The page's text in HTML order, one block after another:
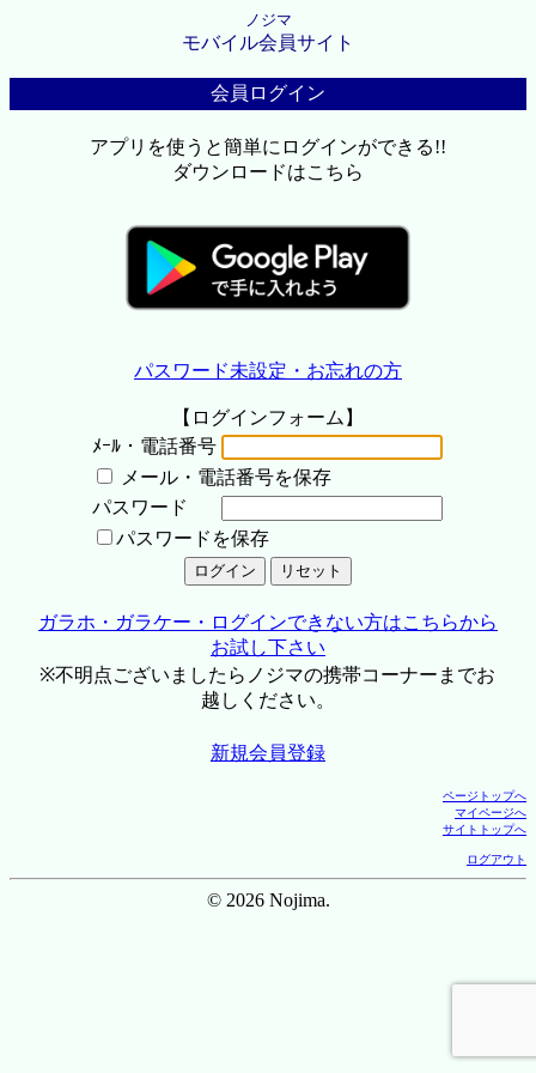
ノジマ
モバイル会員サイト
会員ログイン
アプリを使うと簡単にログインができる!!
ダウンロードはこちら
パスワード未設定・お忘れの方
【ログインフォーム】
ﾒｰﾙ・電話番号
メール・電話番号を保存
パスワード
パスワードを保存
ガラホ・ガラケー・ログインできない方はこちらから
お試し下さい
※不明点ございましたらノジマの携帯コーナーまでお
越しください。
新規会員登録
ページトップへ
マイページへ
サイトトップへ
ログアウト
© 2026 Nojima.